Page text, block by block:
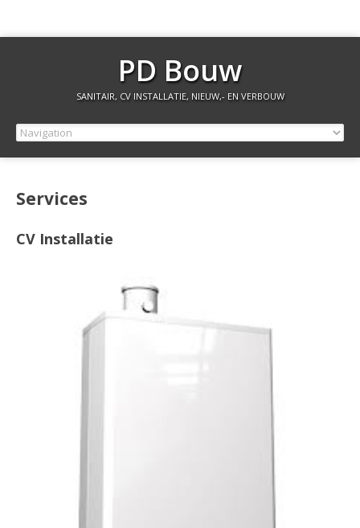
PD Bouw
SANITAIR, CV INSTALLATIE, NIEUW,- EN VERBOUW
Services
CV Installatie